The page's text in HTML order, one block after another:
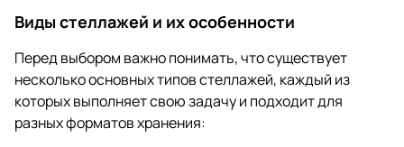
Виды стеллажей и их особенности
Перед выбором важно понимать, что существует
несколько основных типов стеллажей, каждый из
которых выполняет свою задачу и подходит для
разных форматов хранения: